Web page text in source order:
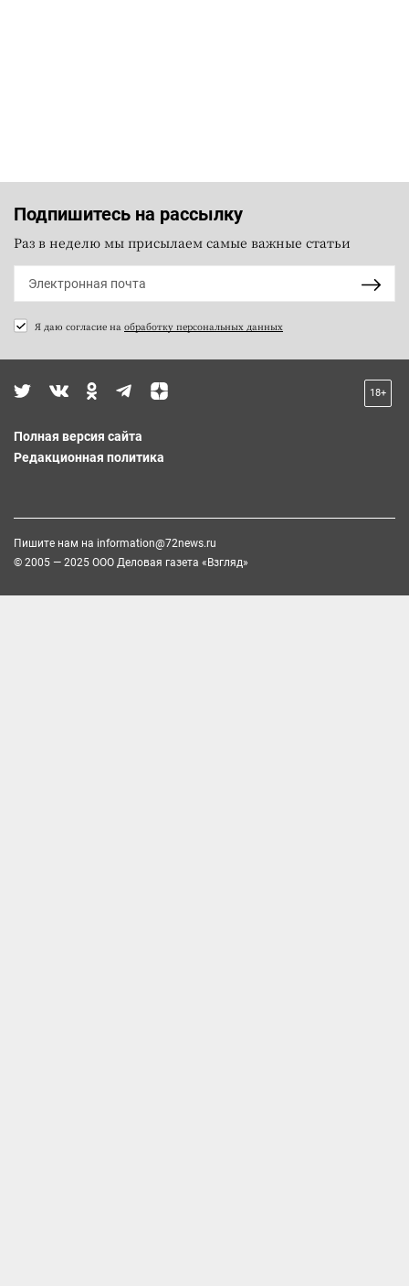
Подпишитесь на рассылку
Раз в неделю мы присылаем самые важные статьи
Я даю согласие на обработку персональных данных
18+
Полная версия сайта
Редакционная политика
Пишите нам на information@72news.ru
© 2005 — 2025 ООО Деловая газета «Взгляд»